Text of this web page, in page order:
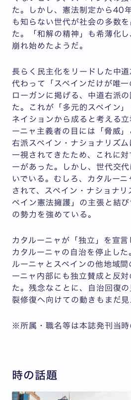
た。しかし、憲法制定から40
も知らない世代が社会の多数
た。「和解の精神」も希薄化
崩れ始めたようだ。
長らく民主化をリードした中道
代わって「スペインだけが唯
ローガンに掲げる、中道右派
た。これが「多元的スペイン
ネイションから成ると考える
ーニャ主義者の目には「脅威」
右派スペイン・ナショナリズ
一視されてきたため、これに
ーがあった。しかし、世代交
いでいる。むしろ、カタルー
されて、スペイン・ナショナ
ペイン憲法擁護」の主張と結
の勢力を強めている。
カタルーニャが「独立」を宣
カタルーニャの自治を停止し
ルーニャとスペインの他地域間
ーニャ内部にも独立賛成と反
た。残念なことに、自治回復
裂修復へ向けての動きもまだ見
※所属・職名等は本誌発刊当時
時の話題